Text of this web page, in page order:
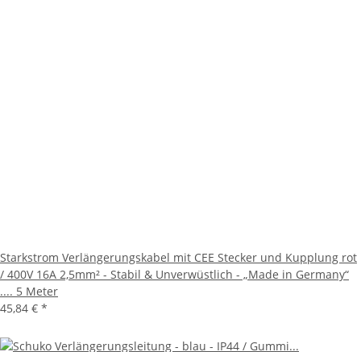
Starkstrom Verlängerungskabel mit CEE Stecker und Kupplung rot
/ 400V 16A 2,5mm² - Stabil & Unverwüstlich - „Made in Germany“
.... 5 Meter
45,84 € *